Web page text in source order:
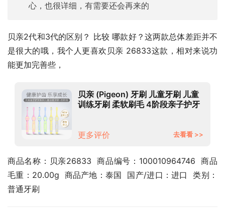
心，也很详细，有需要还会再来的
贝亲2代和3代的区别？ 比较 哪款好？这两款总体差距并不
是很大的哦，我个人更喜欢贝亲 26833这款，相对来说功
能更加完善些，
贝亲 (Pigeon) 牙刷 儿童牙刷 儿童
训练牙刷 柔软刷毛 4阶段亲子护牙
更多评价
去看看 >>
商品名称：贝亲26833  商品编号：100010964746  商品
毛重：20.00g  商品产地：泰国  国产/进口：进口  类别：
普通牙刷